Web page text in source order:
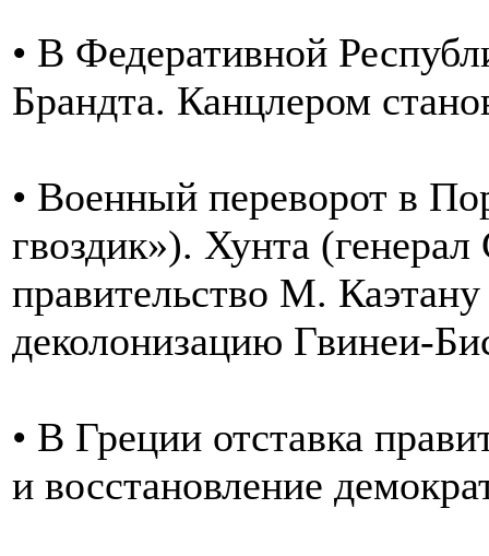
• В Федеративной
Брандта. Канцлером
• Военный переворот в
гвоздик»). Хунта
правительство М.
деколонизацию Гвинеи-
• В Греции отставка
и восстановление